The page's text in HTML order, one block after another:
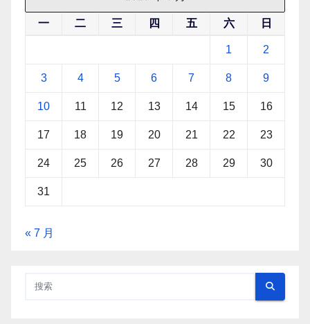
一 二 三 四 五 六 日
1 2
3 4 5 6 7 8 9
10 11 12 13 14 15 16
17 18 19 20 21 22 23
24 25 26 27 28 29 30
31
« 7 月